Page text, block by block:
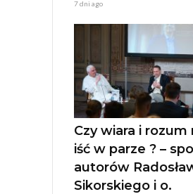
7 dni ago
Czy wiara i rozum
iść w parze ? –
autorów
Sikorskiego i o.